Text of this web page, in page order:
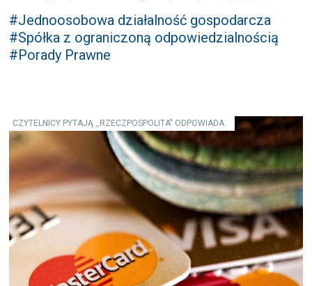
#Jednoosobowa działalność gospodarcza
#Spółka z ograniczoną odpowiedzialnością
#Porady Prawne
CZYTELNICY PYTAJĄ ,,RZECZPOSPOLITA" ODPOWIADA